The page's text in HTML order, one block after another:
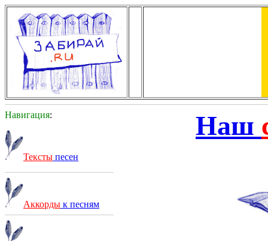
Навигация:
Тексты песен
Аккорды к песням
Наш